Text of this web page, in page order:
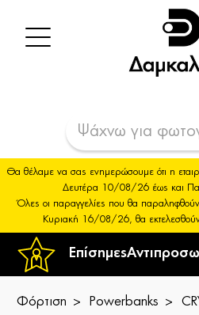
Επίσημες
Θα θέλαμε να σας ενημερώσουμε ότι η
Δευτέρα 10/08/26 έως και
Όλες οι παραγγελίες που θα
Κυριακή 16/08/26, θα
Φόρτιση Powerbanks